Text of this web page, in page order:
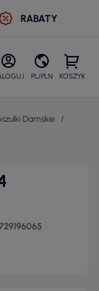
RABATY
PL/PLN KOSZYK
Damskie